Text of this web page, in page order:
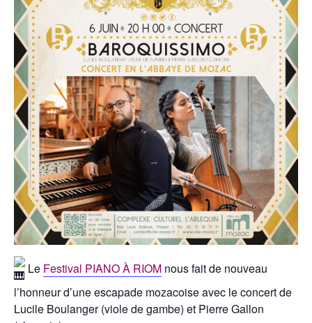
Le Festival PIANO À RIOM nous fait de nouveau
l’honneur d’une escapade mozacoise avec le concert de
Lucile Boulanger (viole de gambe) et Pierre Gallon